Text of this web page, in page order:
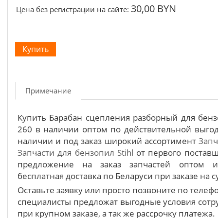
Цена без регистрации на сайте: 30,00 BYN
Примечание
Купить Барабан сцепления разборный для
260 в наличии оптом по действительной
наличии и под заказ широкий ассортимент
Запчасти для бензопил Stihl от первого
предложение на заказ запчастей оптом
бесплатная доставка по Беларуси при заказе на
Оставьте заявку или просто позвоните по
специалисты предложат выгодные условия
при крупном заказе, а так же рассрочку платежа.